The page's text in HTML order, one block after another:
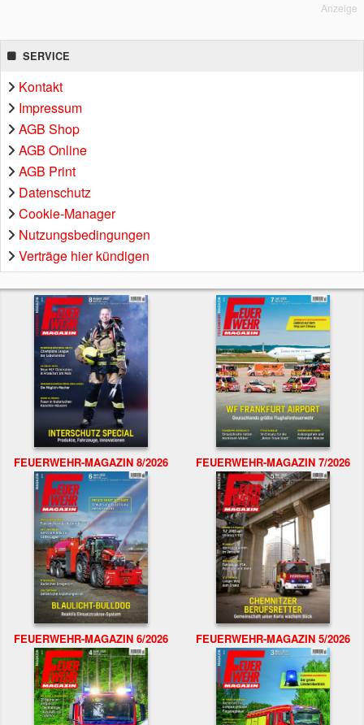
Anzeige
SERVICE
Kontakt
Impressum
AGB Shop
AGB Online
AGB Print
Datenschutz
Cookie-Manager
Nutzungsbedingungen
Verträge hier kündigen
FEUERWEHR-MAGAZIN 8/2026 FEUERWEHR-MAGAZIN 7/2026
FEUERWEHR-MAGAZIN 6/2026 FEUERWEHR-MAGAZIN 5/2026